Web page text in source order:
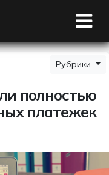
Рубрики
полностью
платежек